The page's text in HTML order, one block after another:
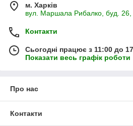
м. Харків
вул. Маршала Рибалко, буд. 26,
Контакти
Сьогодні працює з 11:00 до
Показати весь графік роботи
Про нас
Контакти